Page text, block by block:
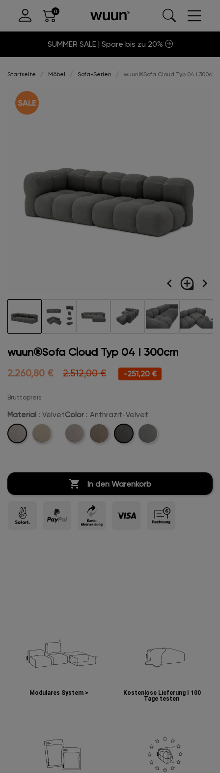
SUMMER SALE | Spare bis zu 20%
Startseite Möbel Sofa-Serien wuun®Sofa Cloud Typ 04 I 300cm
navigate_before loupe navigate_next
wuun®Sofa Cloud Typ 04 I 300cm
2.260,80 € 2.512,00 € -251,20 €
Bruttopreis
Material : Velvet
Velvet Boucle
Color : Anthrazit-Velvet
Beige-
Camel-Anthrazit-
Velvet
Hellgrau-
 In den Warenkorb
Modulares System > Kostenlose Lieferung I 100
Tage testen